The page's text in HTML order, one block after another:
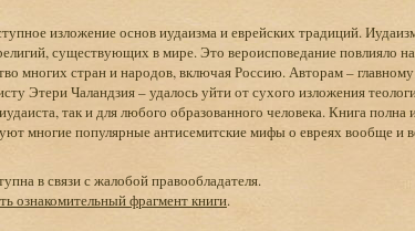
изложение основ иудаизма и еврейских традиций.
существующих в мире. Это вероисповедание повлияло
многих стран и народов, включая Россию. Авторам –
Этери Чаландзия – удалось уйти от сухого изложения
так и для любого образованного человека. Книга
многие популярные антисемитские мифы о евреях вообще и
в связи с жалобой правообладателя.
ознакомительный фрагмент книги.